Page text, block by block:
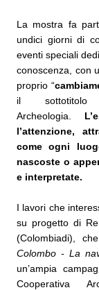
La mostra fa
undici giorni di
eventi speciali
conoscenza, con
proprio “
il
Archeologia.
l’attenzione,
come ogni
nascoste o
e interpretate.
I lavori che
su progetto di
(Colombiadi),
Colombo - La
un’ampia
Cooperativa